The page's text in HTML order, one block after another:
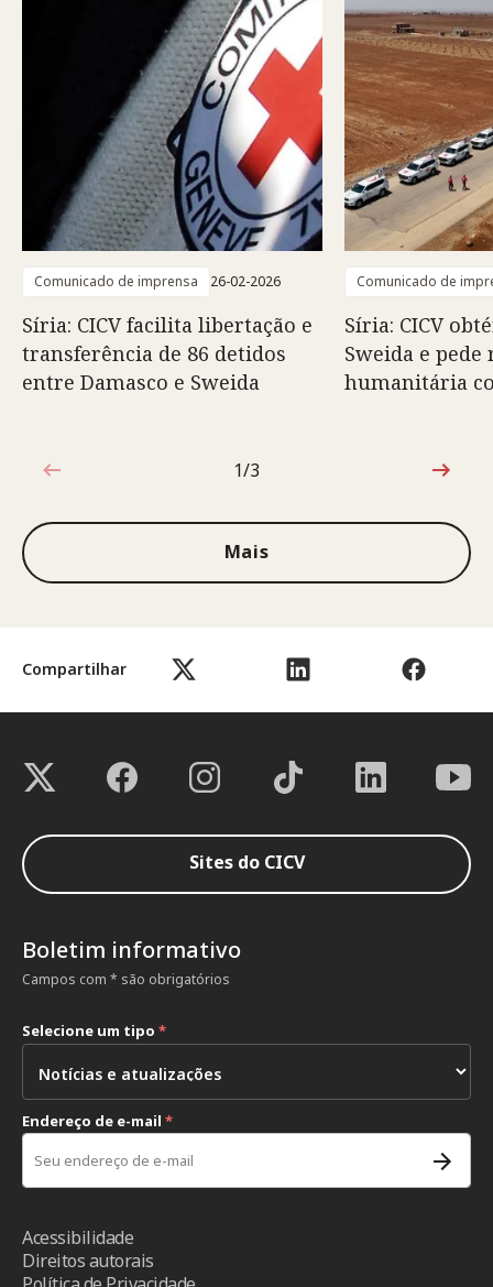
Compartilhar
Comunicado de imprensa 26-02-2026
Síria: CICV facilita libertação e
transferência de 86 detidos
entre Damasco e Sweida
Comunicado de
Síria: CICV
Sweida e pede
humanitária
1 de 3
1/3
Mais
Sites do CICV
Boletim informativo
Campos com * são obrigatórios
Selecione um tipo *
Endereço de e-mail *
Acessibilidade
Direitos autorais